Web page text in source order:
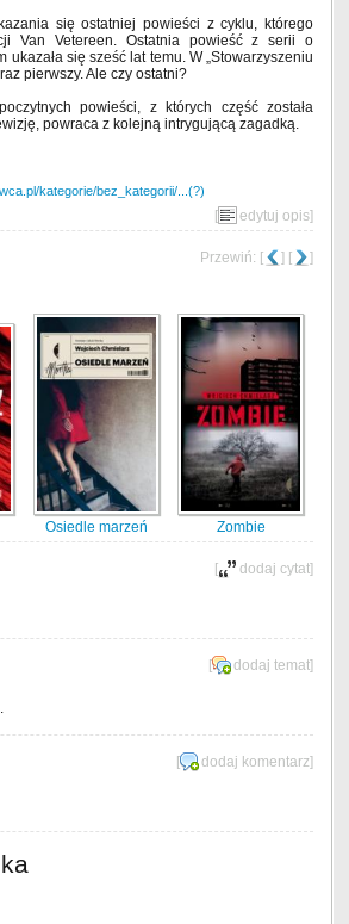
się ostatniej powieści z cyklu, którego
Van Vetereen. Ostatnia powieść z serii o
ukazała się sześć lat temu. W „Stowarzyszeniu
pierwszy. Ale czy ostatni?
powieści, z których część została
powraca z kolejną intrygującą zagadką.
kategorie/bez_kategorii/...(?)
[ edytuj opis]
Przewiń: [ ] [ ]
Osiedle marzeń Zombie
[ dodaj cytat]
[ dodaj temat]
[ dodaj komentarz]